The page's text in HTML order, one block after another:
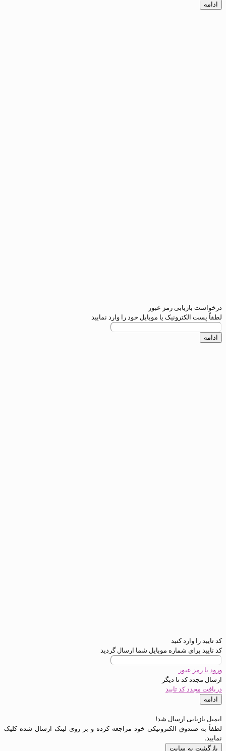
رمز عبور
یا موبایل خود را وارد نمایید
کنید
شماره موبایل شما ارسال گردید
تادیگر
تایید
ارسال شد!
الکترونیکی خود مراجعه کرده و بر روی لینک ارسال شده کلیک
سایت